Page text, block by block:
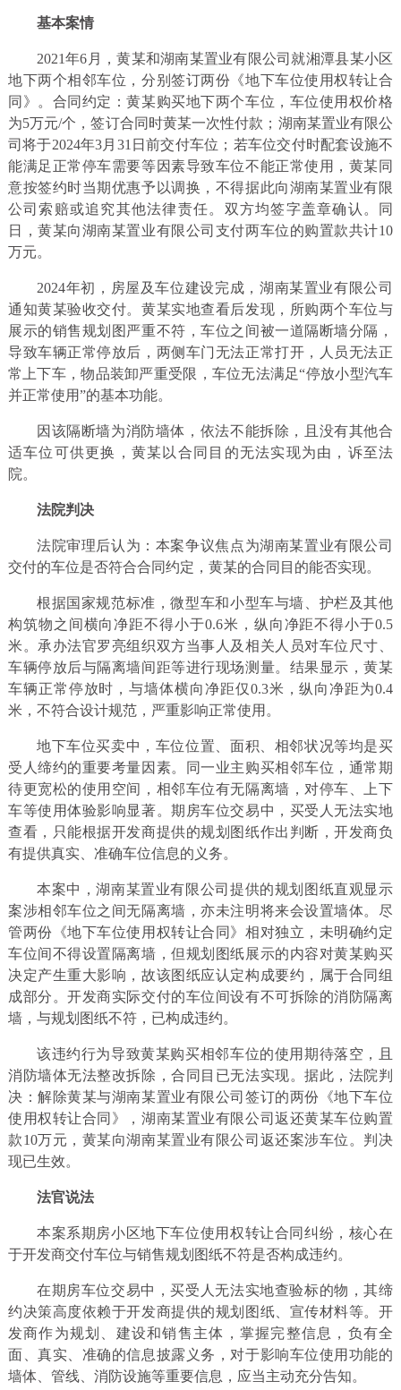
基本案情
2021年6月，黄某和湖南某置业有限公司就湘潭县某小区
地下两个相邻车位，分别签订两份《地下车位使用权转让合
同》。合同约定：黄某购买地下两个车位，车位使用权价格
为5万元/个，签订合同时黄某一次性付款；湖南某置业有限公
司将于2024年3月31日前交付车位；若车位交付时配套设施不
能满足正常停车需要等因素导致车位不能正常使用，黄某同
意按签约时当期优惠予以调换，不得据此向湖南某置业有限
公司索赔或追究其他法律责任。双方均签字盖章确认。同
日，黄某向湖南某置业有限公司支付两车位的购置款共计10
万元。
2024年初，房屋及车位建设完成，湖南某置业有限公司
通知黄某验收交付。黄某实地查看后发现，所购两个车位与
展示的销售规划图严重不符，车位之间被一道隔断墙分隔，
导致车辆正常停放后，两侧车门无法正常打开，人员无法正
常上下车，物品装卸严重受限，车位无法满足“停放小型汽车
并正常使用”的基本功能。
因该隔断墙为消防墙体，依法不能拆除，且没有其他合
适车位可供更换，黄某以合同目的无法实现为由，诉至法
院。
法院判决
法院审理后认为：本案争议焦点为湖南某置业有限公司
交付的车位是否符合合同约定，黄某的合同目的能否实现。
根据国家规范标准，微型车和小型车与墙、护栏及其他
构筑物之间横向净距不得小于0.6米，纵向净距不得小于0.5
米。承办法官罗亮组织双方当事人及相关人员对车位尺寸、
车辆停放后与隔离墙间距等进行现场测量。结果显示，黄某
车辆正常停放时，与墙体横向净距仅0.3米，纵向净距为0.4
米，不符合设计规范，严重影响正常使用。
地下车位买卖中，车位位置、面积、相邻状况等均是买
受人缔约的重要考量因素。同一业主购买相邻车位，通常期
待更宽松的使用空间，相邻车位有无隔离墙，对停车、上下
车等使用体验影响显著。期房车位交易中，买受人无法实地
查看，只能根据开发商提供的规划图纸作出判断，开发商负
有提供真实、准确车位信息的义务。
本案中，湖南某置业有限公司提供的规划图纸直观显示
案涉相邻车位之间无隔离墙，亦未注明将来会设置墙体。尽
管两份《地下车位使用权转让合同》相对独立，未明确约定
车位间不得设置隔离墙，但规划图纸展示的内容对黄某购买
决定产生重大影响，故该图纸应认定构成要约，属于合同组
成部分。开发商实际交付的车位间设有不可拆除的消防隔离
墙，与规划图纸不符，已构成违约。
该违约行为导致黄某购买相邻车位的使用期待落空，且
消防墙体无法整改拆除，合同目已无法实现。据此，法院判
决：解除黄某与湖南某置业有限公司签订的两份《地下车位
使用权转让合同》，湖南某置业有限公司返还黄某车位购置
款10万元，黄某向湖南某置业有限公司返还案涉车位。判决
现已生效。
法官说法
本案系期房小区地下车位使用权转让合同纠纷，核心在
于开发商交付车位与销售规划图纸不符是否构成违约。
在期房车位交易中，买受人无法实地查验标的物，其缔
约决策高度依赖于开发商提供的规划图纸、宣传材料等。开
发商作为规划、建设和销售主体，掌握完整信息，负有全
面、真实、准确的信息披露义务，对于影响车位使用功能的
墙体、管线、消防设施等重要信息，应当主动充分告知。